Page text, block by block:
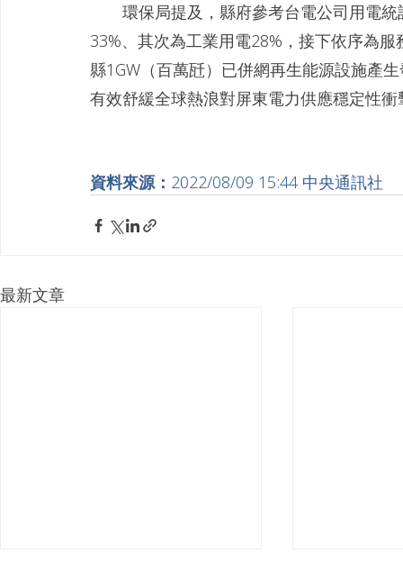
環保局提及，縣府參考台電公司用電統
33%、其次為工業用電28%，接下依序為
縣1GW（百萬瓩）已併網再生能源設施產
有效舒緩全球熱浪對屏東電力供應穩定性
資料來源： 2022/08/09 15:44 中央通訊社
最新文章